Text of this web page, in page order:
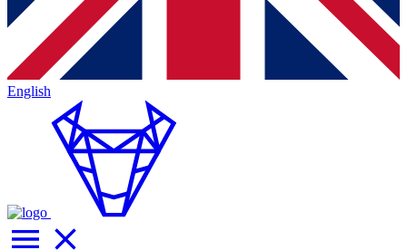
English